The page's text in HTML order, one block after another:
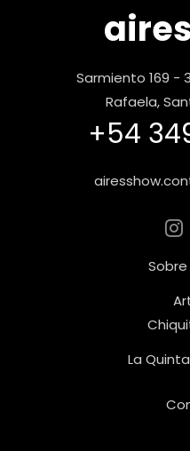
Sarmiento 169 -
Rafaela,
+54
La